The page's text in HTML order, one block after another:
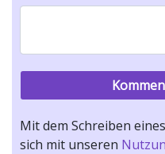
Mit dem Schreiben
sich mit unseren